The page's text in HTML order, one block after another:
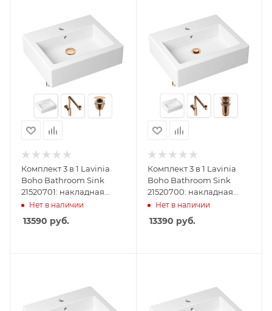
Комплект 3 в 1 Lavinia
Boho Bathroom Sink
21520701: накладная
раковина 50.5 см,
металлический сифон,
донный клапан
Нет в наличии
13590 руб.
Комплект 3 в 1 Lavinia
Boho Bathroom Sink
21520700: накладная
раковина 50.5 см,
металлический сифон,
донный клапан
Нет в наличии
13390 руб.